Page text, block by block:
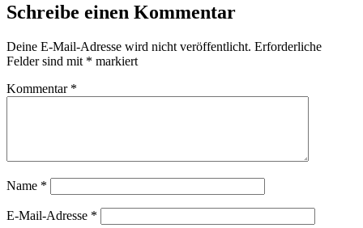
Schreibe einen Kommentar
Deine E-Mail-Adresse wird nicht veröffentlicht. Erforderliche
Felder sind mit * markiert
Kommentar *
Name *
E-Mail-Adresse *